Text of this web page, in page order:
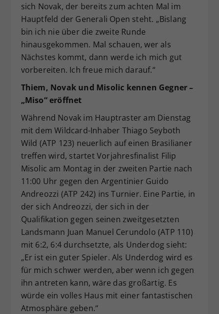
sich Novak, der bereits zum achten Mal im
Hauptfeld der Generali Open steht. „Bislang
bin ich nie über die zweite Runde
hinausgekommen. Mal schauen, wer als
Nächstes kommt, dann werde ich mich gut
vorbereiten. Ich freue mich darauf.“
Thiem, Novak und Misolic kennen Gegner –
„Miso“ eröffnet
Während Novak im Hauptraster am Dienstag
mit dem Wildcard-Inhaber Thiago Seyboth
Wild (ATP 123) neuerlich auf einen Brasilianer
treffen wird, startet Vorjahresfinalist Filip
Misolic am Montag in der zweiten Partie nach
11:00 Uhr gegen den Argentinier Guido
Andreozzi (ATP 242) ins Turnier. Eine Partie, in
der sich Andreozzi, der sich in der
Qualifikation gegen seinen zweitgesetzten
Landsmann Juan Manuel Cerundolo (ATP 110)
mit 6:2, 6:4 durchsetzte, als Underdog sieht:
„Er ist ein guter Spieler. Als Underdog wird es
für mich schwer werden, aber wenn ich gegen
ihn antreten kann, wäre das großartig. Es
würde ein volles Haus mit einer fantastischen
Atmosphäre geben.“